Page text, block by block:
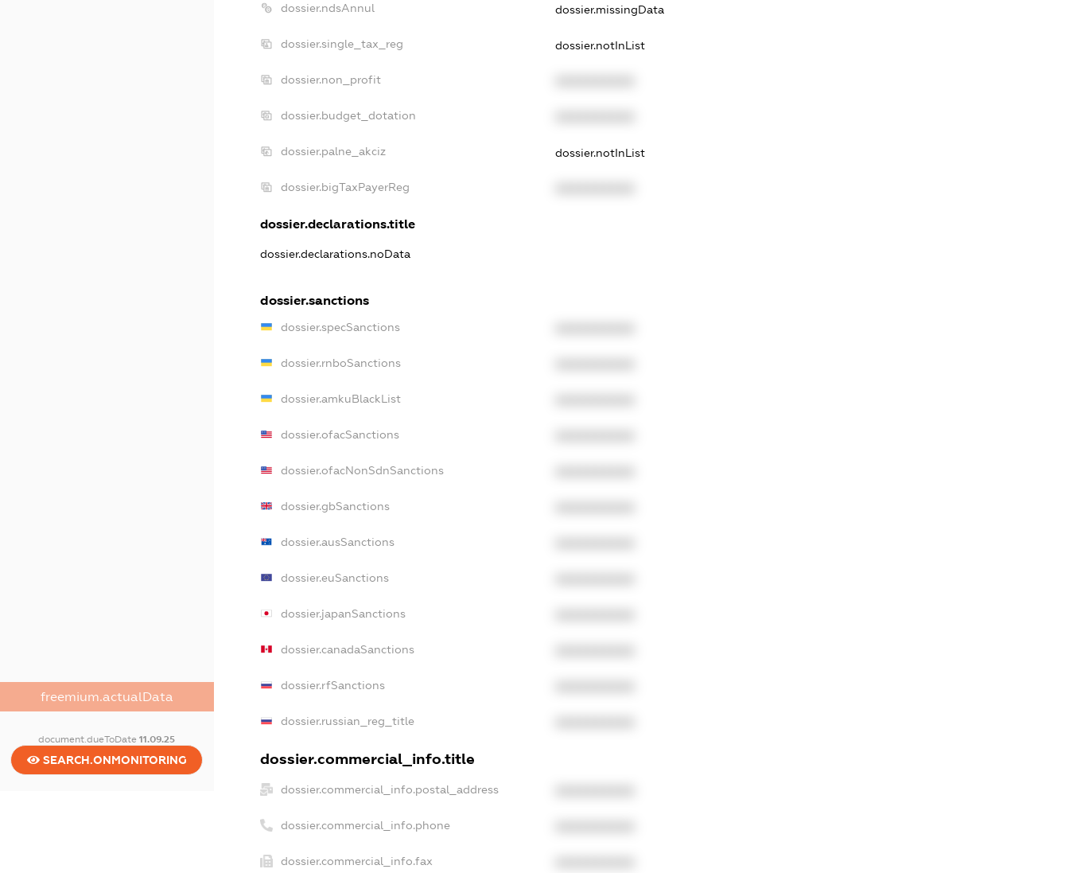
freemium.actualData
document.dueToDate11.09.25
SEARCH.ONMONITORING
dossier.ndsAnnul dossier.missingData
dossier.single_tax_reg dossier.notInList
dossier.non_profit
dossier.budget_dotation
dossier.palne_akciz dossier.notInList
dossier.bigTaxPayerReg
dossier.declarations.title
dossier.declarations.noData
dossier.sanctions
dossier.specSanctions
dossier.rnboSanctions
dossier.amkuBlackList
dossier.ofacSanctions
dossier.ofacNonSdnSanctions
dossier.gbSanctions
dossier.ausSanctions
dossier.euSanctions
dossier.japanSanctions
dossier.canadaSanctions
dossier.rfSanctions
dossier.russian_reg_title
dossier.commercial_info.title
dossier.commercial_info.postal_address
dossier.commercial_info.phone
dossier.commercial_info.fax